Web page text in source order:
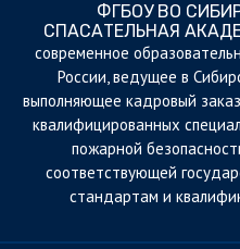
ФГБОУ ВО
СПАСАТЕЛЬНАЯ
cовременное
России, ведущее в
выполняющее кадровый
квалифицированных
пожарной
соответствующей
стандартам и